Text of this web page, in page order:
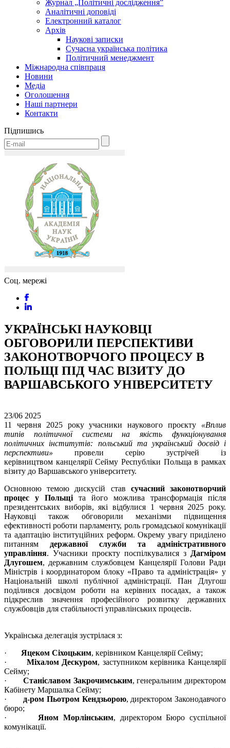
Журнал „Політичні дослідження”
Аналітичні доповіді
Електронний каталог
Архів
Наукові записки
Сучасна українська політика
Політичний менеджмент
Міжнародна співпраця
Новини
Медіa
Оголошення
Наші партнери
Контакти
Підпишись
Соц. мережі
УКРАЇНСЬКІ НАУКОВЦІ
ОБГОВОРИЛИ ПЕРСПЕКТИВИ
ЗАКОНОТВОРЧОГО ПРОЦЕСУ В
ПОЛЬЩІ ПІД ЧАС ВІЗИТУ ДО
ВАРШАВСЬКОГО УНІВЕРСИТЕТУ
23/06 2025
11 червня 2025 року учасники наукового проєкту «Вплив
типів політичної системи на якість функціонування
політичних інститутів: польський та український досвід і
перспективи» провели серію зустрічей із
керівництвом канцелярії Сейму Республіки Польща в рамках
візиту до Варшавського університету.
Основною темою дискусій став сучасний законотворчий
процес у Польщі та його можлива трансформація після
президентських виборів, які відбулися 1 червня 2025 року.
Науковці також обговорили механізми підвищення
ефективності роботи парламенту, роль громадської комунікації
та адаптацію інституційних реформ. Окрему увагу приділено
питанням державної служби та адміністративного
управління. Учасники проєкту поспілкувалися з Дагміром
Длугошем, державним службовцем Канцелярії Голови Ради
Міністрів і координатором блоку «Право та адміністрація» у
Національній школі публічної адміністрації. Пан Длугош
поділився досвідом роботи на керівних посадах, а також
підкреслив значення професійного розвитку державних
службовців для стабільності управлінських процесів.
Українська делегація зустрілася з:
· Яцеком Сіхоцьким, керівником Канцелярії Сейму;
· Міхалом Дескуром, заступником керівника Канцелярії
Сейму;
·Станіславом Закрочимським, генеральним директором
Кабінету Маршалка Сейму;
· д-ром Пьотром Кендзьорою, директором Законодавчого
бюро;
· Яном Морлінським, директором Бюро суспільної
комунікації.